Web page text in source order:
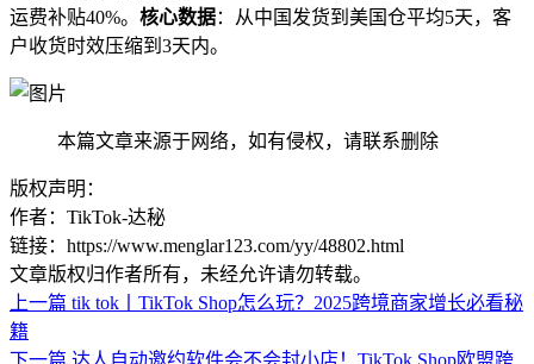
运费补贴40%。 核心数据：从中国发货到美国仓平均5天，客
户收货时效压缩到3天内。
本篇文章来源于网络，如有侵权，请联系删除
版权声明：
作者：TikTok-达秘
链接：https://www.menglar123.com/yy/48802.html
文章版权归作者所有，未经允许请勿转载。
上一篇 tik tok丨TikTok Shop怎么玩？2025跨境商家增长必看秘
籍
下一篇 达人自动邀约软件会不会封小店！TikTok Shop欧盟跨